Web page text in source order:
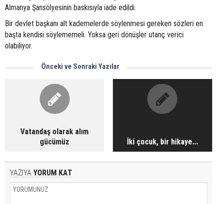
Almanya Şansölyesinin baskısıyla iade edildi.
Bir devlet başkanı alt kademelerde söylenmesi gereken sözleri en
başta kendisi söylememeli. Yoksa geri dönüşler utanç verici
olabiliyor.
Önceki ve Sonraki Yazılar
Vatandaş olarak alım
gücümüz
İki çocuk, bir hikaye...
YAZIYA YORUM KAT